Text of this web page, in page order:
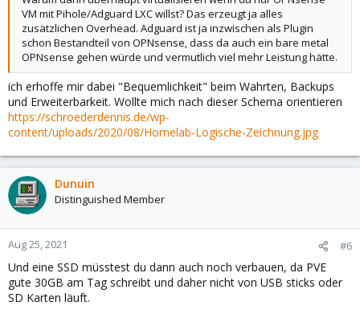
VM mit Pihole/Adguard LXC willst? Das erzeugt ja alles
zusätzlichen Overhead. Adguard ist ja inzwischen als Plugin
schon Bestandteil von OPNsense, dass da auch ein bare metal
OPNsense gehen würde und vermutlich viel mehr Leistung hätte.
ich erhoffe mir dabei "Bequemlichkeit" beim Wahrten, Backups
und Erweiterbarkeit. Wollte mich nach dieser Schema orientieren
https://schroederdennis.de/wp-
content/uploads/2020/08/Homelab-Logische-Zeichnung.jpg
Dunuin
Distinguished Member
Aug 25, 2021 #6
Und eine SSD müsstest du dann auch noch verbauen, da PVE
gute 30GB am Tag schreibt und daher nicht von USB sticks oder
SD Karten läuft.